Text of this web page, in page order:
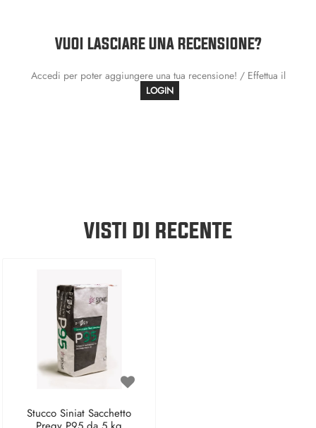
VUOI LASCIARE UNA RECENSIONE?
Accedi per poter aggiungere una tua recensione! / Effettua il
LOGIN
VISTI DI RECENTE
Stucco Siniat Sacchetto